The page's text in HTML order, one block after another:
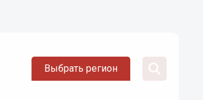
Выбрать регион